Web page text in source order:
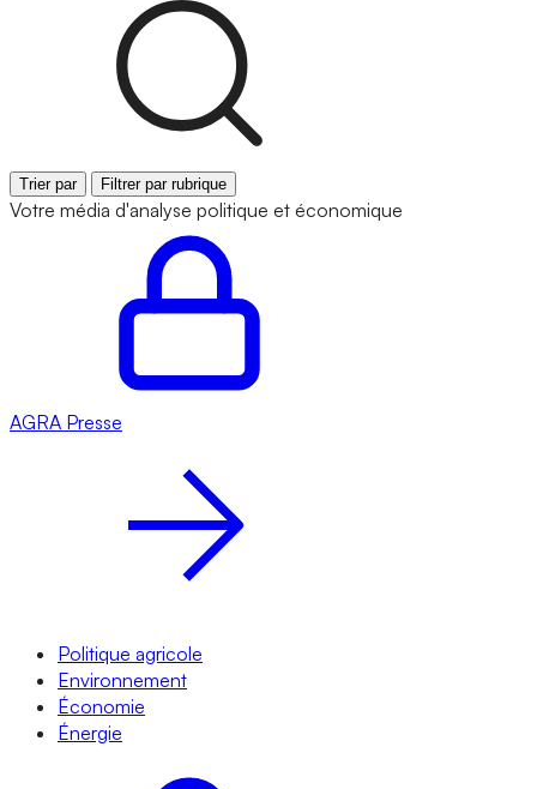
Trier par Filtrer par rubrique
Votre média d'analyse politique et économique
AGRA Presse
Politique agricole
Environnement
Économie
Énergie